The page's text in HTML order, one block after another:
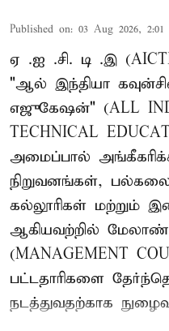
Published on: 03 Aug 2026, 2:01
ஏ .ஐ .சி. டி .இ
"ஆல் இந்தியா
எஜுகேஷன்" (ALL
TECHNICAL
அமைப்பால்
நிறுவனங்கள்,
கல்லூரிகள் மற்றும்
ஆகியவற்றில்
(MANAGEMENT
பட்டதாரிகளை
நடத்துவதற்காக